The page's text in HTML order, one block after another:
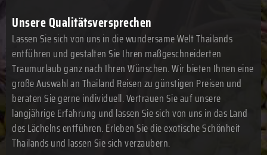
Unsere Qualitätsversprechen
Lassen Sie sich von uns in die wundersame Welt Thailands
entführen und gestalten Sie Ihren maßgeschneiderten
Traumurlaub ganz nach Ihren Wünschen. Wir bieten Ihnen eine
große Auswahl an Thailand Reisen zu günstigen Preisen und
beraten Sie gerne individuell. Vertrauen Sie auf unsere
langjährige Erfahrung und lassen Sie sich von uns in das Land
des Lächelns entführen. Erleben Sie die exotische Schönheit
Thailands und lassen Sie sich verzaubern.